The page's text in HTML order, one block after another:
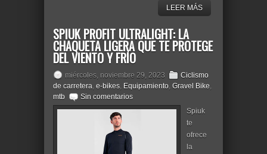
LEER MÁS
SPIUK PROFIT ULTRALIGHT: LA
CHAQUETA LIGERA QUE TE PROTEGE
DEL VIENTO Y FRÍO
miércoles, noviembre 29, 2023
Ciclismo
de carretera, e-bikes, Equipamiento, Gravel Bike,
mtb
Sin comentarios
Spiuk
te
ofrece
la